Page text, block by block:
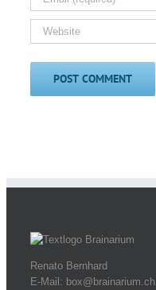
Renato Bernhard
E-Mail: box@brainarium.ch